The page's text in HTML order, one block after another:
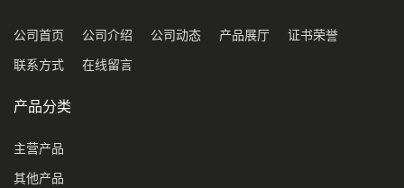
公司首页 公司介绍 公司动态 产品展厅 证书荣誉
联系方式 在线留言
产品分类
主营产品
其他产品